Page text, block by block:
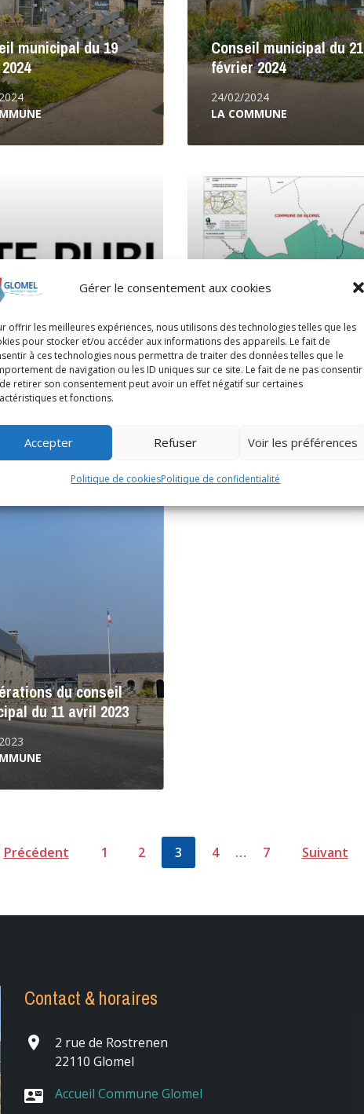
Gérer le consentement aux cookies
offrir les meilleures expériences, nous utilisons des technologies telles que les
pour stocker et/ou accéder aux informations des appareils. Le fait de
à ces technologies nous permettra de traiter des données telles que le
de navigation ou les ID uniques sur ce site. Le fait de ne pas consentir
retirer son consentement peut avoir un effet négatif sur certaines
et fonctions.
Accepter Refuser Voir les préférences
Politique de cookiesPolitique de confidentialité
municipal du 19
Conseil municipal du 21
février 2024
24/02/2024
LA COMMUNE
publique Parc
de Langonnet
Enquête publique et
parcellaire Pont-Saint-
Yves dans l’Ellé
LA COMMUNE
Lire
suite
du conseil
du 11 avril 2023
Précédent 1 2 3 4 … 7 Suivant
Contact & horaires
place
2 rue de Rostrenen
22110 Glomel
contact_mail Accueil Commune Glomel